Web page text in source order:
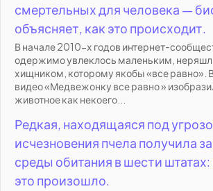
смертельных для человека —
объясняет, как это происходит.
В начале 2010-х годов интернет-
одержимо увлеклось маленьким,
хищником, которому якобы «все равно».
видео «Медвежонку все равно »
животное как некоего...
Редкая, находящаяся под
исчезновения пчела получила
среды обитания в шести штатах:
это произошло.